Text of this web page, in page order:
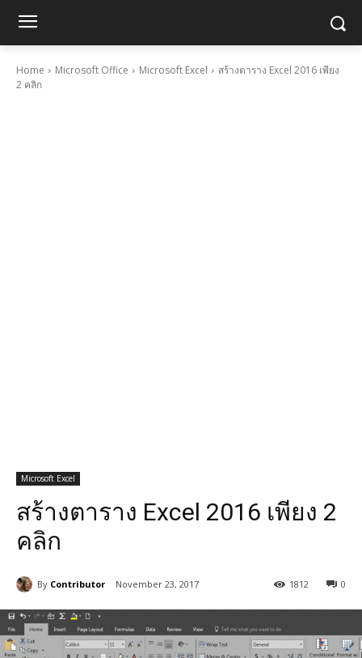
Home Microsoft Office Microsoft Excel
สร้างตาราง Excel 2016 เพียง
2 คลิก
Microsoft Excel
สร้างตาราง Excel 2016 เพียง 2
คลิก
By Contributor November 23, 2017 0
1812